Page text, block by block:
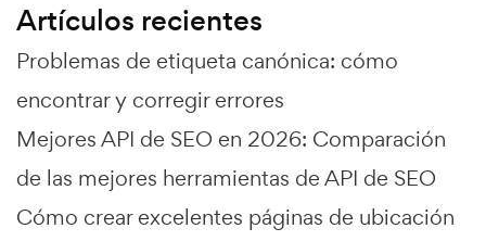
Artículos recientes
Problemas de etiqueta canónica: cómo
encontrar y corregir errores
Mejores API de SEO en 2026: Comparación
de las mejores herramientas de API de SEO
Cómo crear excelentes páginas de ubicación